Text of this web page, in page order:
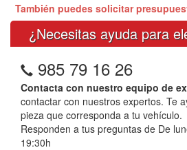
También puedes solicitar
¿Necesitas ayuda para
985 79 16 26
Contacta con nuestro equipo de
contactar con nuestros expertos. Te
pieza que corresponda a tu vehículo.
Responden a tus preguntas de De
19:30h